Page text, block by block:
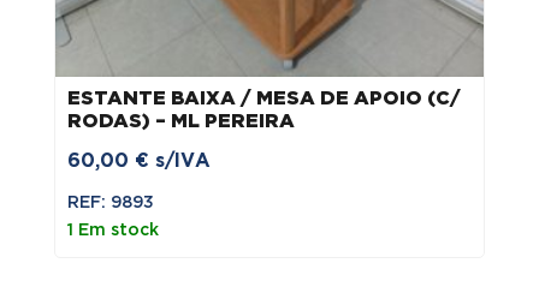
ESTANTE BAIXA / MESA DE APOIO (C/
RODAS) – ML PEREIRA
60,00 € s/IVA
REF: 9893
1 Em stock